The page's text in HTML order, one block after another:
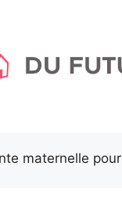
maternelle pour